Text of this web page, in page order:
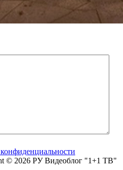
© 2026 РУ Видеоблог "1+1 ТВ"